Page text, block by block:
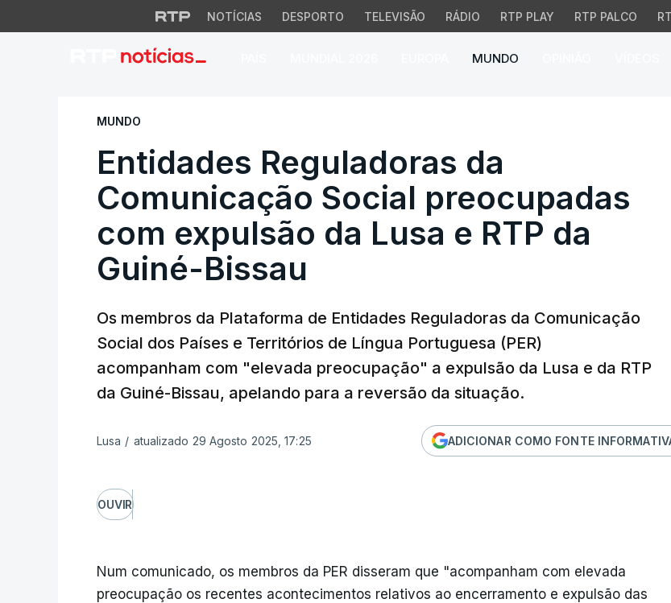
NOTÍCIAS DESPORTO TELEVISÃO RÁDIO RTP PLAY RTP PALCO
MUNDO
Entidades Reguladoras da
MUNDO
Entidades Reguladoras da
Comunicação Social preocupadas
com expulsão da Lusa e RTP da
Guiné-Bissau
Os membros da Plataforma de Entidades Reguladoras da Comunicação
Social dos Países e Territórios de Língua Portuguesa (PER)
acompanham com "elevada preocupação" a expulsão da Lusa e da RTP
da Guiné-Bissau, apelando para a reversão da situação.
Lusa / atualizado 29 Agosto 2025, 17:25 ADICIONAR COMO FONTE
OUVIR
Num comunicado, os membros da PER disseram que "acompanham com elevada
preocupação os recentes acontecimentos relativos ao encerramento e expulsão das